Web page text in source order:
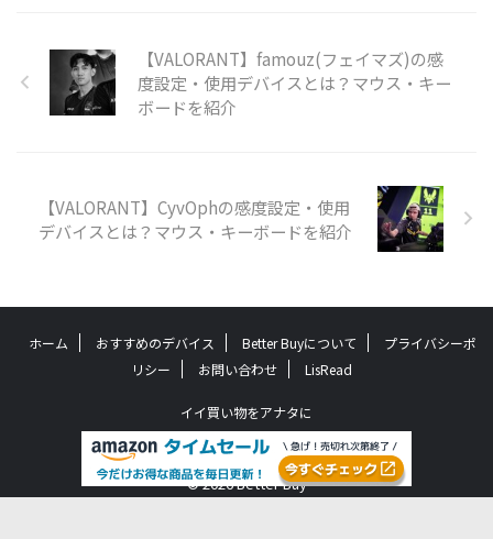
【VALORANT】famouz(フェイマズ)の感
度設定・使用デバイスとは？マウス・キー
ボードを紹介
【VALORANT】CyvOphの感度設定・使用
デバイスとは？マウス・キーボードを紹介
ホーム おすすめのデバイス Better Buyについて
プライバシーポ
リシー
お問い合わせ LisRead
イイ買い物をアナタに
Better Buy
© 2026 Better Buy